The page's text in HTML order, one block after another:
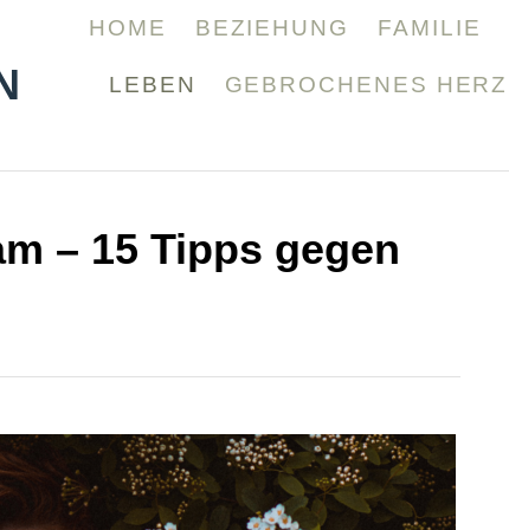
HOME BEZIEHUNG FAMILIE
LEBEN GEBROCHENES HERZ
– 15 Tipps gegen